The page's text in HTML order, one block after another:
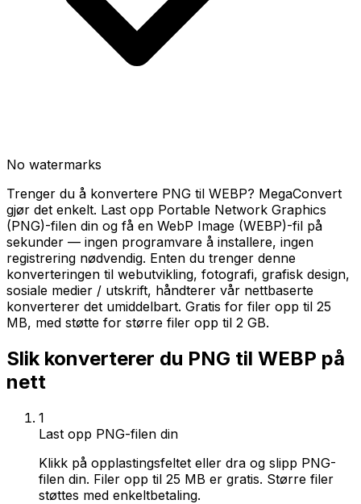
No watermarks
Trenger du å konvertere PNG til WEBP? MegaConvert
gjør det enkelt. Last opp Portable Network Graphics
(PNG)-filen din og få en WebP Image (WEBP)-fil på
sekunder — ingen programvare å installere, ingen
registrering nødvendig. Enten du trenger denne
konverteringen til webutvikling, fotografi, grafisk design,
sosiale medier / utskrift, håndterer vår nettbaserte
konverterer det umiddelbart. Gratis for filer opp til 25
MB, med støtte for større filer opp til 2 GB.
Slik konverterer du PNG til WEBP på
nett
1
Last opp PNG-filen din
Klikk på opplastingsfeltet eller dra og slipp PNG-
filen din. Filer opp til 25 MB er gratis. Større filer
støttes med enkeltbetaling.